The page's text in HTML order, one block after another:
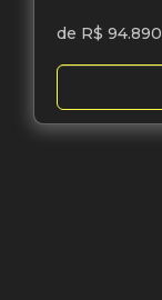
de R$ 94.890